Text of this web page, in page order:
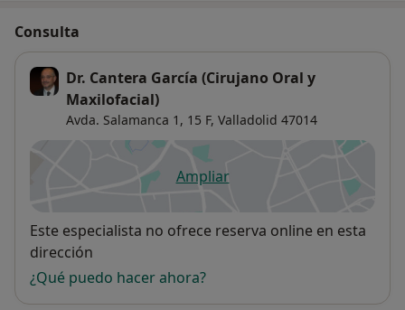
Consulta
Dr. Cantera García (Cirujano Oral y
Maxilofacial)
Avda. Salamanca 1, 15 F, Valladolid 47014
Ampliarse abre en una nueva
Disponibilidad
Este especialista no ofrece reserva online en esta
dirección
¿Qué puedo hacer ahora?